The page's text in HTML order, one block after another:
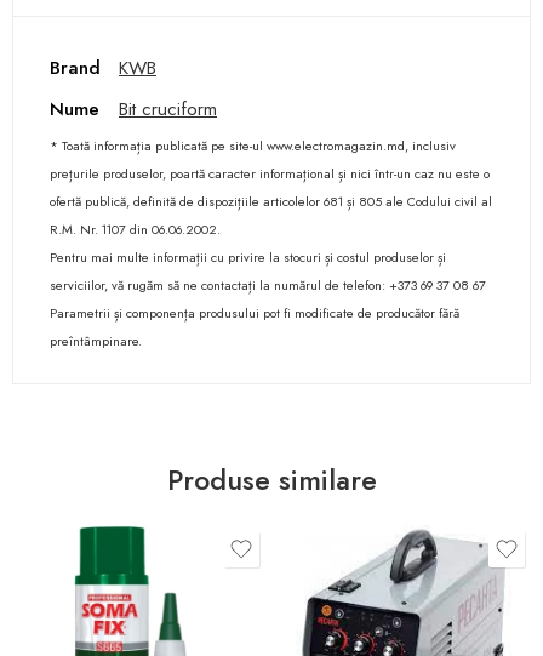
Brand
KWB
Nume
Bit cruciform
* Toată informația publicată pe site-ul www.electromagazin.md, inclusiv
prețurile produselor, poartă caracter informațional și nici într-un caz nu este o
ofertă publică, definită de dispozițiile articolelor 681 și 805 ale Codului civil al
R.M. Nr. 1107 din 06.06.2002.
Pentru mai multe informații cu privire la stocuri și costul produselor și
serviciilor, vă rugăm să ne contactați la numărul de telefon: +373 69 37 08 67
Parametrii și componența produsului pot fi modificate de producător fără
preîntâmpinare.
Produse similare